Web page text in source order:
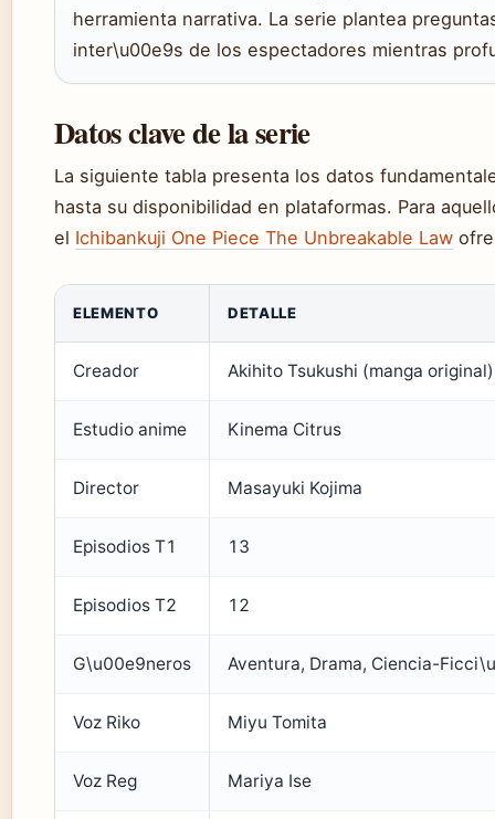
herramienta narrativa. La serie plantea
inter\u00e9s de los espectadores mientras
Datos clave de la serie
La siguiente tabla presenta los datos
hasta su disponibilidad en plataformas. Para
el Ichibankuji One Piece The Unbreakable Law
ELEMENTO DETALLE
Creador Akihito Tsukushi (manga original)
Estudio anime Kinema Citrus
Director Masayuki Kojima
Episodios T1 13
Episodios T2 12
G\u00e9neros Aventura, Drama, Ciencia-
Voz Riko Miyu Tomita
Voz Reg Mariya Ise